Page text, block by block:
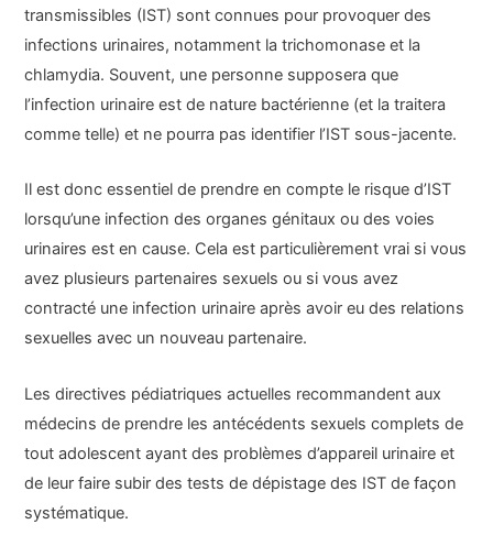
transmissibles (IST) sont connues pour provoquer des
infections urinaires, notamment la trichomonase et la
chlamydia. Souvent, une personne supposera que
l’infection urinaire est de nature bactérienne (et la traitera
comme telle) et ne pourra pas identifier l’IST sous-jacente.
Il est donc essentiel de prendre en compte le risque d’IST
lorsqu’une infection des organes génitaux ou des voies
urinaires est en cause. Cela est particulièrement vrai si vous
avez plusieurs partenaires sexuels ou si vous avez
contracté une infection urinaire après avoir eu des relations
sexuelles avec un nouveau partenaire.
Les directives pédiatriques actuelles recommandent aux
médecins de prendre les antécédents sexuels complets de
tout adolescent ayant des problèmes d’appareil urinaire et
de leur faire subir des tests de dépistage des IST de façon
systématique.